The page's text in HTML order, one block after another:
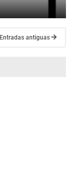
Entradas antiguas